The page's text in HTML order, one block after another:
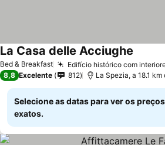
Bed & Breakfast Edifício histórico com
La Casa delle Acciughe
8,8 Excelente 812 La Spezia, a 18.1
Selecione as datas para ver os preços
exatos.